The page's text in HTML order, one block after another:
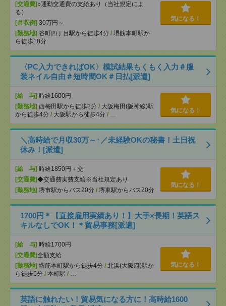
[交通費] ○通勤交通費の支給あり（当社規定によ
る）
[月収例] 30万円～
[勤務地] 谷町四丁目駅から徒歩4分 / 堺筋本町駅か
ら徒歩10分
気になる！
〈PC入力できればOK〉模試結果もくもく入力＃服
装ネイル自由＃短時間OK＃日払[派遣]
[給 与] 時給1600円
[勤務地] 西梅田駅から徒歩3分 / 大阪梅田(阪神線)駅
から徒歩4分 / 大阪駅から徒歩4分 / …
気になる！
＼高時給で月収30万～↑／未経験OKの秘書！土日祝
休み！[派遣]
[給 与] 時給1850円＋交
[交通費]◆交通費実費支給※当社規定あり
[勤務地] 堺市駅からバス20分 / 堺東駅からバス20分
気になる！
1700円＊【直接雇用実績あり！】大手×長期！英語ス
キルなしでOK！＊貿易事務[派遣]
[給 与] 時給1700円
[交通費]全額支給
[勤務地] 堺筋本町駅から徒歩4分 / 北浜(大阪府)駅か
ら徒歩5分 / 本町駅 / …
気になる！
英語に触れたい！貿易気になる方に！高時給1600